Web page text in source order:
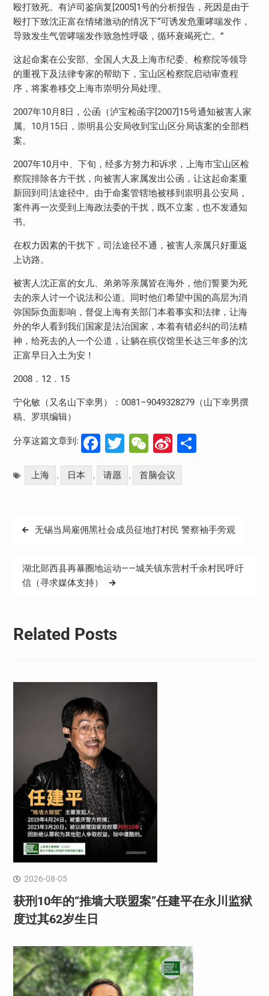
殴打致死。有泸司鉴病复[2005]1号的分析报告，死因是由于
殴打下致沈正富在情绪激动的情况下“可诱发危重哮喘发作，
导致发生气管哮喘发作致急性呼吸，循环衰竭死亡。”
这起命案在公安部、全国人大及上海市纪委、检察院等领导
的重视下及法律专家的帮助下，宝山区检察院启动审查程
序，将案卷移交上海市崇明分局处理。
2007年10月8日，公函（泸宝检函字[2007]15号通知被害人家
属。10月15日，崇明县公安局收到宝山区分局该案的全部档
案。
2007年10月中、下旬，经多方努力和诉求，上海市宝山区检
察院排除各方干扰，向被害人家属发出公函，让这起命案重
新回到司法途径中。由于命案管辖地被移到祟明县公安局，
案件再一次受到上海政法委的干扰，既不立案，也不发通知
书。
在权力因素的干扰下，司法途径不通，被害人亲属只好重返
上访路。
被害人沈正富的女儿、弟弟等亲属皆在海外，他们誓要为死
去的亲人讨一个说法和公道。同时他们希望中国的高层为消
弥国际负面影响，督促上海有关部门本着事实和法律，让海
外的华人看到我们国家是法治国家，本着有错必纠的司法精
神，给死去的人一个公道，让躺在殡仪馆里长达三年多的沈
正富早日入土为安！
2008．12．15
宁化敏（又名山下幸男）：0081–9049328279（山下幸男撰
稿、罗琪编辑）
分享这篇文章到: Facebook
Twitter
WeChat
Sina
Weibo
分
上海 , 日本 , 请愿 , 首脑会议
文
导
航
无锡当局雇佣黑社会成员征地打村民 警察袖手旁观
湖北郧西县再暴圈地运动——城关镇东营村千余村民呼吁
信（寻求媒体支持）
Related Posts
2026-08-05
获刑10年的“推墙大联盟案”任建平在永川监狱
度过其62岁生日